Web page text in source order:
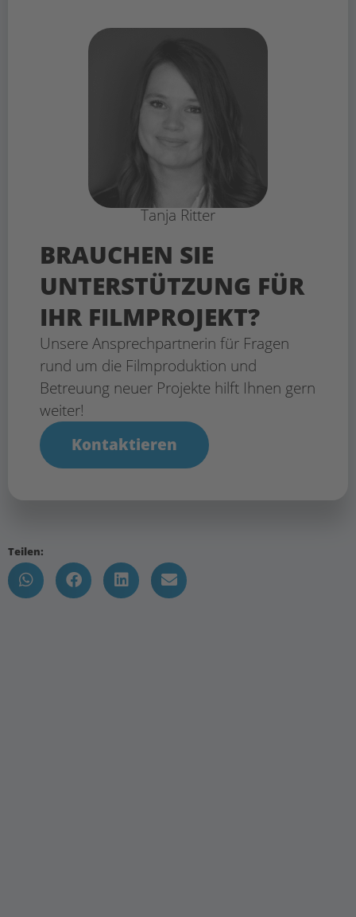
Tanja Ritter
BRAUCHEN SIE
UNTERSTÜTZUNG FÜR
IHR FILMPROJEKT?
Unsere Ansprechpartnerin für Fragen
rund um die Filmproduktion und
Betreuung neuer Projekte hilft Ihnen gern
weiter!
Kontaktieren
Teilen: